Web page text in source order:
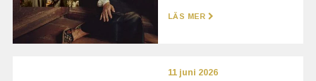
LÄS MER
11 juni 2026